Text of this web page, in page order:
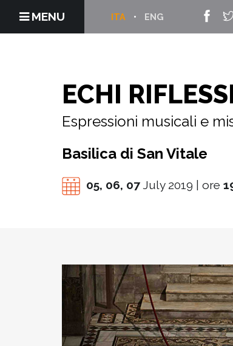
MENU ENG
ITA
ECHI
Espressioni musicali e
Basilica di San Vitale
05, 06, 07 July 2019 | ore